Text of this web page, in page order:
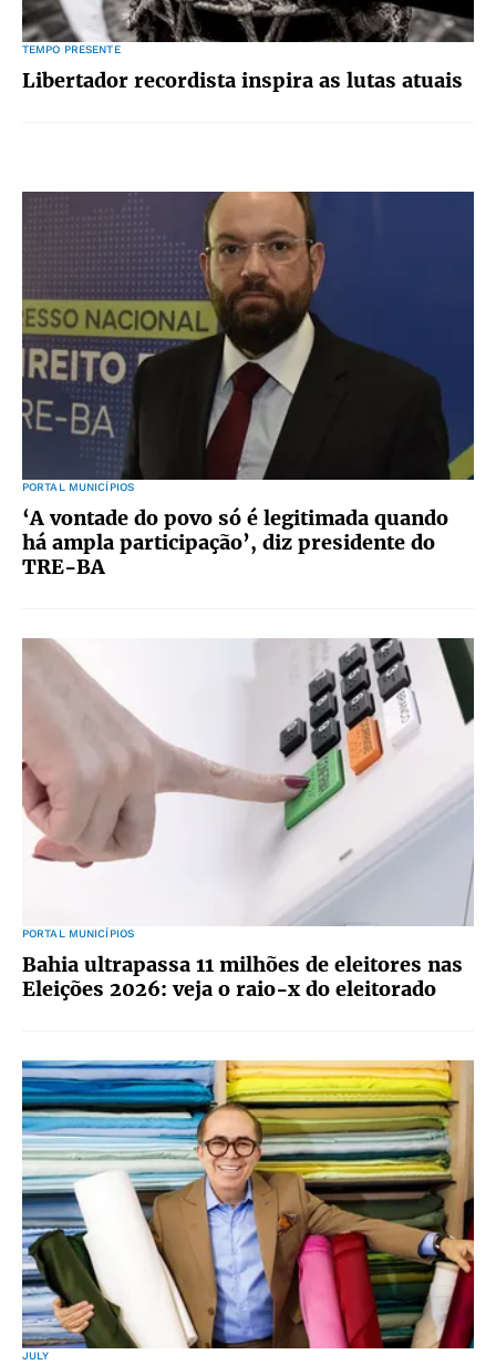
TEMPO PRESENTE
Libertador recordista inspira as lutas atuais
PORTAL MUNICÍPIOS
‘A vontade do povo só é legitimada quando
há ampla participação’, diz presidente do
TRE-BA
PORTAL MUNICÍPIOS
Bahia ultrapassa 11 milhões de eleitores nas
Eleições 2026: veja o raio-x do eleitorado
JULY